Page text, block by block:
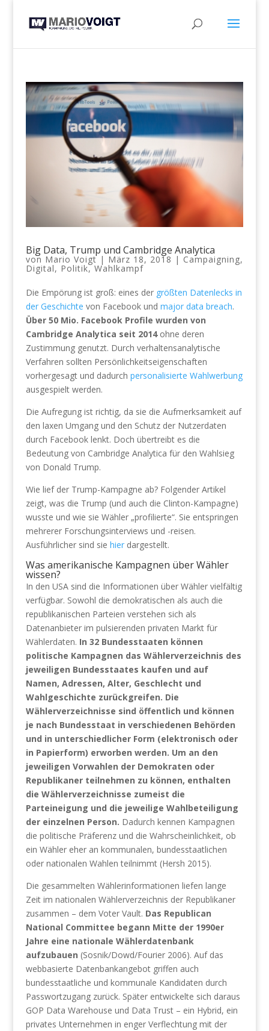
Big Data, Trump und Cambridge Analytica
von Mario Voigt| März 18, 2018 | Campaigning,
Digital, Politik, Wahlkampf
Die Empörung ist groß: eines der größten Datenlecks in
der Geschichte von Facebook und major data breach.
Über 50 Mio. Facebook Profile wurden von
Cambridge Analytica seit 2014ohne deren
Zustimmung genutzt. Durch verhaltensanalytische
Verfahren sollten Persönlichkeitseigenschaften
vorhergesagt und dadurch personalisierte Wahlwerbung
ausgespielt werden.
Die Aufregung ist richtig, da sie die Aufmerksamkeit auf
den laxen Umgang und den Schutz der Nutzerdaten
durch Facebook lenkt. Doch übertreibt es die
Bedeutung von Cambridge Analytica für den Wahlsieg
von Donald Trump.
Wie lief der Trump-Kampagne ab? Folgender Artikel
zeigt, was die Trump (und auch die Clinton-Kampagne)
wusste und wie sie Wähler „profilierte“. Sie entspringen
mehrerer Forschungsinterviews und -reisen.
Ausführlicher sind sie hierdargestellt.
Was amerikanische Kampagnen über Wähler
wissen?
In den USA sind die Informationen über Wähler vielfältig
verfügbar. Sowohl die demokratischen als auch die
republikanischen Parteien verstehen sich als
Datenanbieter im pulsierenden privaten Markt für
Wählerdaten. In 32 Bundesstaaten können
politische Kampagnen das Wählerverzeichnis des
jeweiligen Bundesstaates kaufen und auf
Namen, Adressen, Alter, Geschlecht und
Wahlgeschichte zurückgreifen. Die
Wählerverzeichnisse sind öffentlich und können
je nach Bundesstaat in verschiedenen Behörden
und in unterschiedlicher Form (elektronisch oder
in Papierform) erworben werden. Um an den
jeweiligen Vorwahlen der Demokraten oder
Republikaner teilnehmen zu können, enthalten
die Wählerverzeichnisse zumeist die
Parteineigung und die jeweilige Wahlbeteiligung
der einzelnen Person. Dadurch kennen Kampagnen
die politische Präferenz und die Wahrscheinlichkeit, ob
ein Wähler eher an kommunalen, bundesstaatlichen
oder nationalen Wahlen teilnimmt (Hersh 2015).
Die gesammelten Wählerinformationen liefen lange
Zeit im nationalen Wählerverzeichnis der Republikaner
zusammen – dem Voter Vault. Das Republican
National Committee begann Mitte der 1990er
Jahre eine nationale Wählerdatenbank
aufzubauen (Sosnik/Dowd/Fourier 2006). Auf das
webbasierte Datenbankangebot griffen auch
bundesstaatliche und kommunale Kandidaten durch
Passwortzugang zurück. Später entwickelte sich daraus
GOP Data Warehouse und Data Trust – ein Hybrid, ein
privates Unternehmen in enger Verflechtung mit der